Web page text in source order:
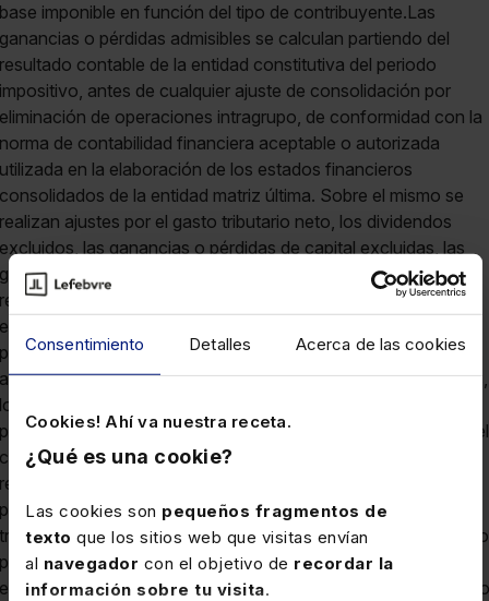
Consentimiento Detalles Acerca de las cookies
Cookies! Ahí va nuestra receta.
¿Qué es una cookie?
Las cookies son pequeños fragmentos de
texto que los sitios web que visitas envían
al navegador con el objetivo de recordar la
información sobre tu visita.